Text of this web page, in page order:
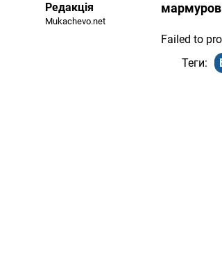
Редакція
Mukachevo.net
Failed to